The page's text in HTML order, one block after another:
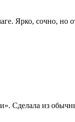
Ярко, сочно, но
Сделала из